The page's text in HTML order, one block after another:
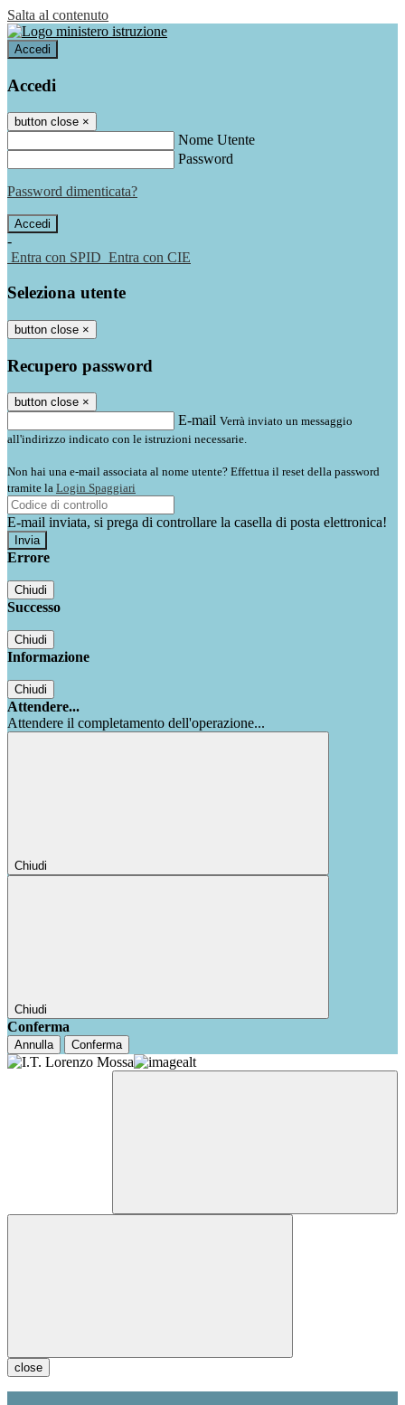
Salta al contenuto
Accedi
Accedi
button close ×
Nome Utente
Password
Password dimenticata?
-
Entra con SPID Entra con CIE
Seleziona utente
button close ×
Recupero password
button close ×
E-mail Verrà inviato un messaggio
all'indirizzo indicato con le istruzioni necessarie.
Non hai una e-mail associata al nome utente? Effettua il reset della password
tramite la Login Spaggiari
E-mail inviata, si prega di controllare la casella di posta elettronica!
Errore
Chiudi
Successo
Chiudi
Informazione
Chiudi
Attendere...
Attendere il completamento dell'operazione...
Chiudi
Chiudi
Conferma
Annulla Conferma
close